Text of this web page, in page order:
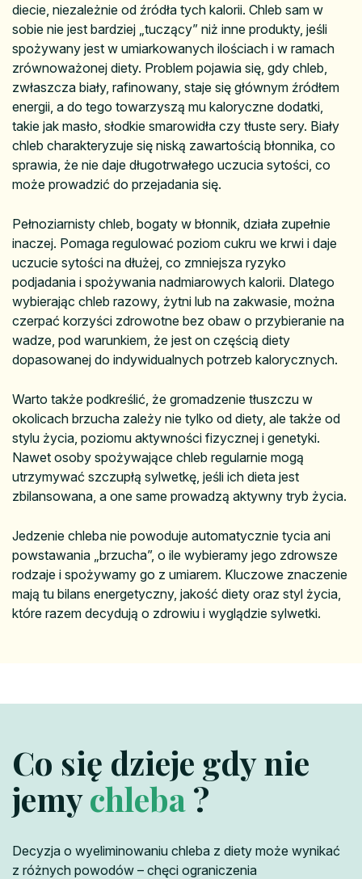
diecie, niezależnie od źródła tych kalorii. Chleb sam w
sobie nie jest bardziej „tuczący” niż inne produkty, jeśli
spożywany jest w umiarkowanych ilościach i w ramach
zrównoważonej diety. Problem pojawia się, gdy chleb,
zwłaszcza biały, rafinowany, staje się głównym źródłem
energii, a do tego towarzyszą mu kaloryczne dodatki,
takie jak masło, słodkie smarowidła czy tłuste sery. Biały
chleb charakteryzuje się niską zawartością błonnika, co
sprawia, że nie daje długotrwałego uczucia sytości, co
może prowadzić do przejadania się.
Pełnoziarnisty chleb, bogaty w błonnik, działa zupełnie
inaczej. Pomaga regulować poziom cukru we krwi i daje
uczucie sytości na dłużej, co zmniejsza ryzyko
podjadania i spożywania nadmiarowych kalorii. Dlatego
wybierając chleb razowy, żytni lub na zakwasie, można
czerpać korzyści zdrowotne bez obaw o przybieranie na
wadze, pod warunkiem, że jest on częścią diety
dopasowanej do indywidualnych potrzeb kalorycznych.
Warto także podkreślić, że gromadzenie tłuszczu w
okolicach brzucha zależy nie tylko od diety, ale także od
stylu życia, poziomu aktywności fizycznej i genetyki.
Nawet osoby spożywające chleb regularnie mogą
utrzymywać szczupłą sylwetkę, jeśli ich dieta jest
zbilansowana, a one same prowadzą aktywny tryb życia.
Jedzenie chleba nie powoduje automatycznie tycia ani
powstawania „brzucha”, o ile wybieramy jego zdrowsze
rodzaje i spożywamy go z umiarem. Kluczowe znaczenie
mają tu bilans energetyczny, jakość diety oraz styl życia,
które razem decydują o zdrowiu i wyglądzie sylwetki.
Co się dzieje gdy nie
jemychleba?
Decyzja o wyeliminowaniu chleba z diety może wynikać
z różnych powodów – chęci ograniczenia